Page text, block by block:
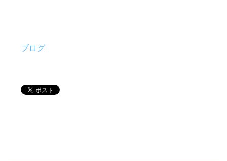
ブログ